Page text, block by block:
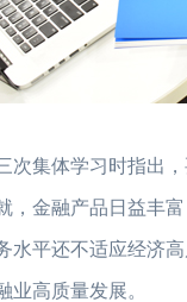
次集体学习时指出
，金融产品日益丰
水平还不适应经济
高质量发展。